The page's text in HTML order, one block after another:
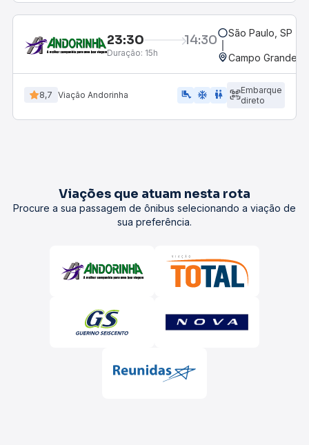
23:30 14:30
Duração: 15h
São Paulo, SP -
Campo Grande,
8,7 Viação Andorinha airline_seat_legroom_extra ac_unit wc
Embarque
direto
Viações que atuam nesta rota
Procure a sua passagem de ônibus selecionando a viação de
sua preferência.